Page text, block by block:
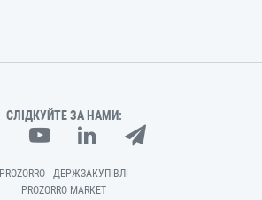
СЛІДКУЙТЕ ЗА НАМИ:
PROZORRO - ДЕРЖЗАКУПІВЛІ
PROZORRO MARKET